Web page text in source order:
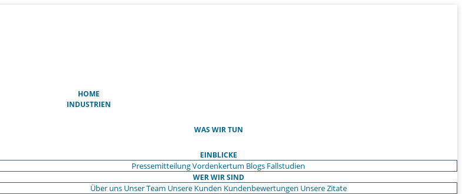
HOME
INDUSTRIEN
WAS WIR TUN
EINBLICKE
PressemitteilungVordenkertum Blogs Fallstudien
WER WIR SIND
Über uns Unser Team Unsere Kunden Kundenbewertungen Unsere Zitate